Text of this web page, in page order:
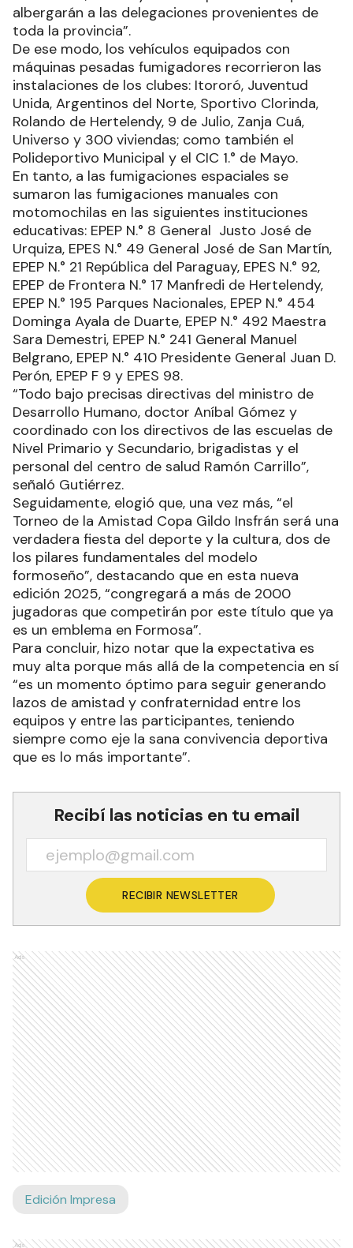
albergarán a las delegaciones provenientes de
toda la provincia”.
De ese modo, los vehículos equipados con
máquinas pesadas fumigadores recorrieron las
instalaciones de los clubes: Itororó, Juventud
Unida, Argentinos del Norte, Sportivo Clorinda,
Rolando de Hertelendy, 9 de Julio, Zanja Cuá,
Universo y 300 viviendas; como también el
Polideportivo Municipal y el CIC 1.° de Mayo.
En tanto, a las fumigaciones espaciales se
sumaron las fumigaciones manuales con
motomochilas en las siguientes instituciones
educativas: EPEP N.° 8 General Justo José de
Urquiza, EPES N.° 49 General José de San Martín,
EPEP N.° 21 República del Paraguay, EPES N.° 92,
EPEP de Frontera N.° 17 Manfredi de Hertelendy,
EPEP N.° 195 Parques Nacionales, EPEP N.° 454
Dominga Ayala de Duarte, EPEP N.° 492 Maestra
Sara Demestri, EPEP N.° 241 General Manuel
Belgrano, EPEP N.° 410 Presidente General Juan D.
Perón, EPEP F 9 y EPES 98.
“Todo bajo precisas directivas del ministro de
Desarrollo Humano, doctor Aníbal Gómez y
coordinado con los directivos de las escuelas de
Nivel Primario y Secundario, brigadistas y el
personal del centro de salud Ramón Carrillo”,
señaló Gutiérrez.
Seguidamente, elogió que, una vez más, “el
Torneo de la Amistad Copa Gildo Insfrán será una
verdadera fiesta del deporte y la cultura, dos de
los pilares fundamentales del modelo
formoseño”, destacando que en esta nueva
edición 2025, “congregará a más de 2000
jugadoras que competirán por este título que ya
es un emblema en Formosa”.
Para concluir, hizo notar que la expectativa es
muy alta porque más allá de la competencia en sí
“es un momento óptimo para seguir generando
lazos de amistad y confraternidad entre los
equipos y entre las participantes, teniendo
siempre como eje la sana convivencia deportiva
que es lo más importante”.
Recibí las noticias en tu email
RECIBIR NEWSLETTER
Ads
Edición Impresa
Ads